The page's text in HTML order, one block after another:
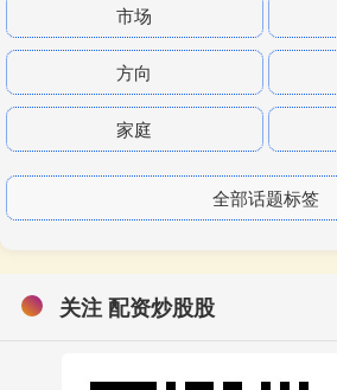
市场
方向
家庭
全部话题标签
关注 配资炒股股